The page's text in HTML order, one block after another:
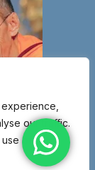
our traffic.
of